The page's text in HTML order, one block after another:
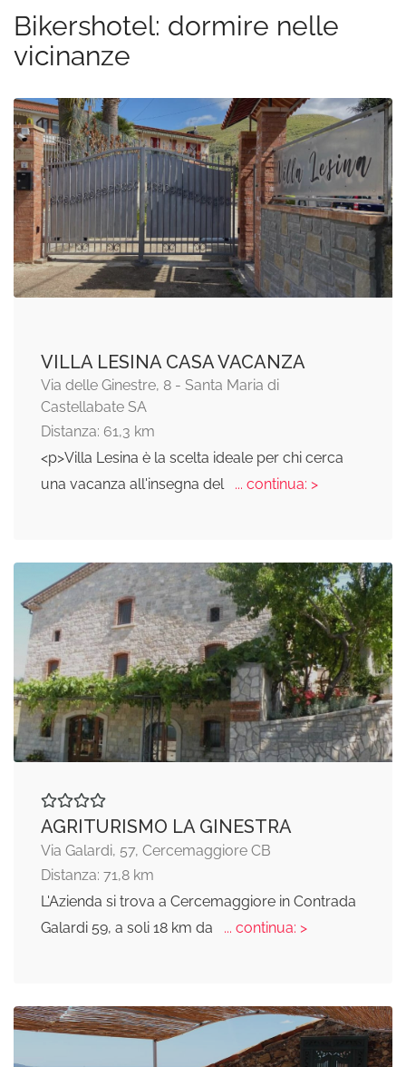
Bikershotel: dormire nelle
vicinanze
VILLA LESINA CASA VACANZA
Via delle Ginestre, 8 - Santa Maria di
Castellabate SA
Distanza: 61,3 km
<p>Villa Lesina è la scelta ideale per chi cerca
una vacanza all'insegna del
... continua: >
AGRITURISMO LA GINESTRA
Via Galardi, 57, Cercemaggiore CB
Distanza: 71,8 km
L'Azienda si trova a Cercemaggiore in Contrada
Galardi 59, a soli 18 km da
... continua: >